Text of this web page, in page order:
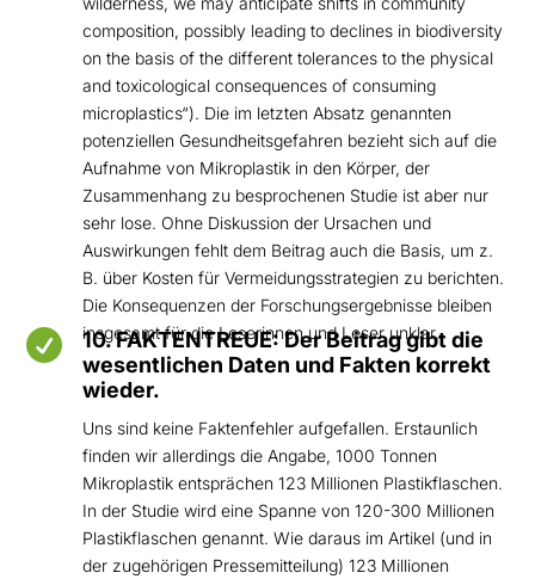
composition, possibly leading to declines in biodiversity
on the basis of the different tolerances to the physical
and toxicological consequences of consuming
microplastics“). Die im letzten Absatz genannten
potenziellen Gesundheitsgefahren bezieht sich auf die
Aufnahme von Mikroplastik in den Körper, der
Zusammenhang zu besprochenen Studie ist aber nur
sehr lose. Ohne Diskussion der Ursachen und
Auswirkungen fehlt dem Beitrag auch die Basis, um z.
B. über Kosten für Vermeidungsstrategien zu berichten.
Die Konsequenzen der Forschungsergebnisse bleiben
insgesamt für die Leserinnen und Leser unklar.

10. FAKTENTREUE: Der Beitrag gibt die
wesentlichen Daten und Fakten korrekt
wieder.
Uns sind keine Faktenfehler aufgefallen. Erstaunlich
finden wir allerdings die Angabe, 1000 Tonnen
Mikroplastik entsprächen 123 Millionen Plastikflaschen.
In der Studie wird eine Spanne von 120-300 Millionen
Plastikflaschen genannt. Wie daraus im Artikel (und in
der zugehörigen Pressemitteilung) 123 Millionen